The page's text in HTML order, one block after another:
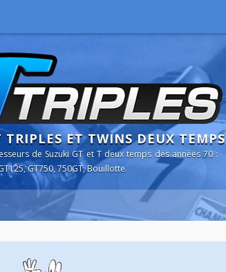
TRIPLES ET TWINS DEUX TEMPS
de Suzuki GT et T deux temps des années 70 :
GT750, 750GT, Bouillotte.